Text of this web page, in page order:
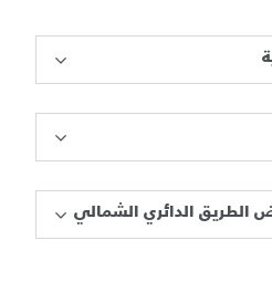
الطريق الدائري الشمالي